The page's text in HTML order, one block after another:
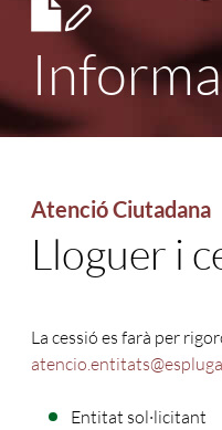
Atenció Ciutadana
Lloguer i
La cessió es farà per
Entitat sol·licitant